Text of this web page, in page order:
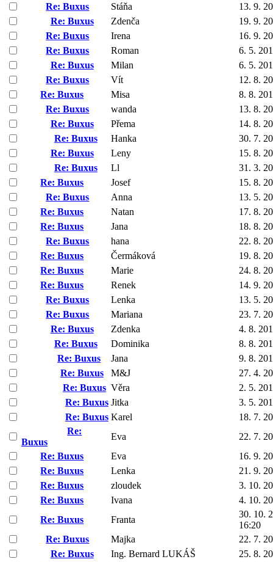
Re: Buxus
Stáňa
13. 9.
Re: Buxus
Zdenča
19. 9.
Re: Buxus
Irena
16. 9.
Re: Buxus
Roman
6. 5.
Re: Buxus
Milan
6. 5.
Re: Buxus
Vít
12. 8.
Re: Buxus
Misa
8. 8.
Re: Buxus
wanda
13. 8.
Re: Buxus
Přema
14. 8.
Re: Buxus
Hanka
30. 7.
Re: Buxus
Leny
15. 8.
Re: Buxus
Ll
31. 3.
Re: Buxus
Josef
15. 8.
Re: Buxus
Anna
13. 5.
Re: Buxus
Natan
17. 8.
Re: Buxus
Jana
18. 8.
Re: Buxus
hana
22. 8.
Re: Buxus
Čermáková
19. 8.
Re: Buxus
Marie
24. 8.
Re: Buxus
Renek
14. 9.
Re: Buxus
Lenka
13. 5.
Re: Buxus
Mariana
23. 7.
Re: Buxus
Zdenka
4. 8.
Re: Buxus
Dominika
8. 8.
Re: Buxus
Jana
9. 8.
Re: Buxus
M&J
27. 4.
Re: Buxus Věra
2. 5.
Re: Buxus Jitka
3. 5.
Re: Buxus Karel
18. 7.
Re:
Buxus
Eva
22. 7.
Re: Buxus
Eva
16. 9.
Re: Buxus
Lenka
21. 9.
Re: Buxus
zloudek
3. 10.
Re: Buxus
Ivana
4. 10.
Re: Buxus
Franta
30. 10.
16:20
Re: Buxus
Majka
22. 7.
Re: Buxus
Ing. Bernard LUKÁŠ
25. 8.